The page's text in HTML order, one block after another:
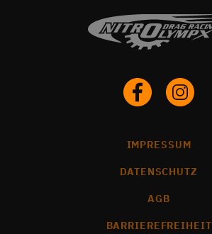
IMPRESSUM
DATENSCHUTZ
AGB
BARRIEREFREIHEIT